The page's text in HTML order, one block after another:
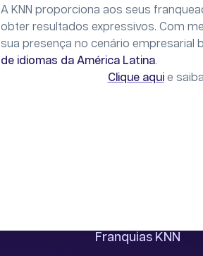
A KNN proporciona aos seus
obter resultados expressivos. Com
sua presença no cenário empresarial
de idiomas da América Latina.
Clique aquie
Franquias KNN